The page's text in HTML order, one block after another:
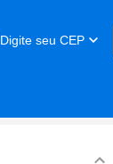
Digite seu CEP